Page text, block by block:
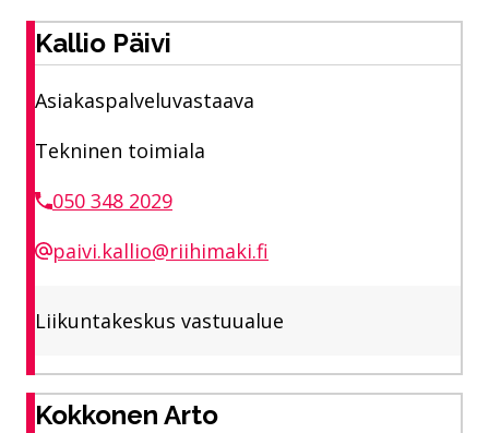
Kallio Päivi
Asiakaspalveluvastaava
Tekninen toimiala
050 348 2029
paivi.kallio@riihimaki.fi
Liikuntakeskus vastuualue
Kokkonen Arto